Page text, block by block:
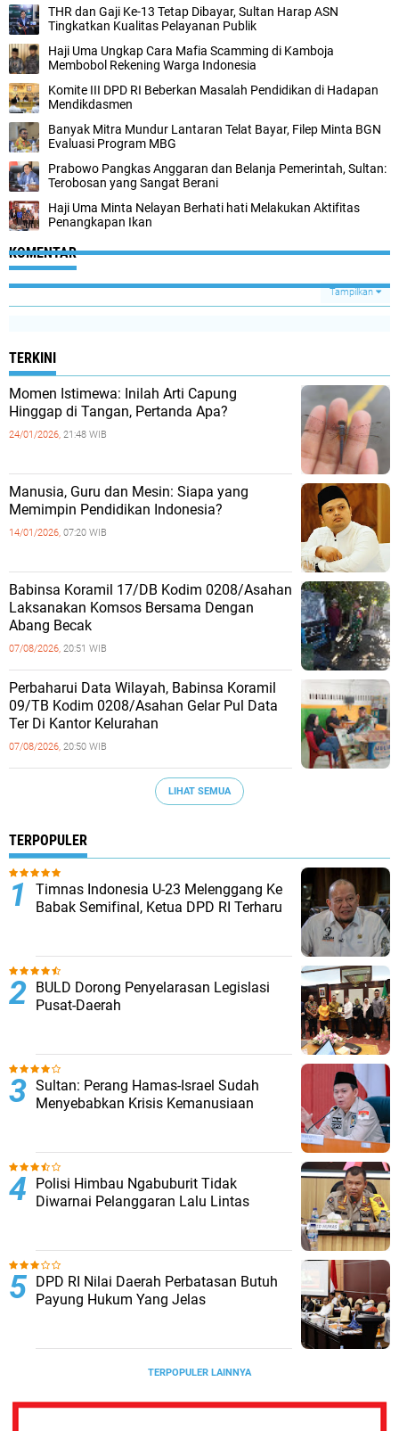
THR dan Gaji Ke-13 Tetap Dibayar, Sultan Harap ASN
Tingkatkan Kualitas Pelayanan Publik
Haji Uma Ungkap Cara Mafia Scamming di Kamboja
Membobol Rekening Warga Indonesia
Komite III DPD RI Beberkan Masalah Pendidikan di Hadapan
Mendikdasmen
Banyak Mitra Mundur Lantaran Telat Bayar, Filep Minta BGN
Evaluasi Program MBG
Prabowo Pangkas Anggaran dan Belanja Pemerintah, Sultan:
Terobosan yang Sangat Berani
Haji Uma Minta Nelayan Berhati hati Melakukan Aktifitas
Penangkapan Ikan
KOMENTAR
Tampilkan
TERKINI
Momen Istimewa: Inilah Arti Capung
Hinggap di Tangan, Pertanda Apa?
24/01/2026, 21:48 WIB
Manusia, Guru dan Mesin: Siapa yang
Memimpin Pendidikan Indonesia?
14/01/2026, 07:20 WIB
Babinsa Koramil 17/DB Kodim 0208/Asahan
Laksanakan Komsos Bersama Dengan
Abang Becak
07/08/2026, 20:51 WIB
Perbaharui Data Wilayah, Babinsa Koramil
09/TB Kodim 0208/Asahan Gelar Pul Data
Ter Di Kantor Kelurahan
07/08/2026, 20:50 WIB
LIHAT SEMUA
TERPOPULER
Timnas Indonesia U-23 Melenggang Ke
Babak Semifinal, Ketua DPD RI Terharu
BULD Dorong Penyelarasan Legislasi
Pusat-Daerah
Sultan: Perang Hamas-Israel Sudah
Menyebabkan Krisis Kemanusiaan
Polisi Himbau Ngabuburit Tidak
Diwarnai Pelanggaran Lalu Lintas
DPD RI Nilai Daerah Perbatasan Butuh
Payung Hukum Yang Jelas
TERPOPULER LAINNYA